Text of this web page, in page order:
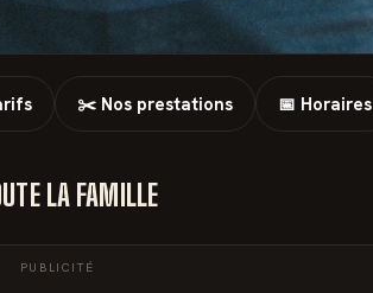
✂️ Nos prestations 📅 Horaires
LA FAMILLE
PUBLICITÉ